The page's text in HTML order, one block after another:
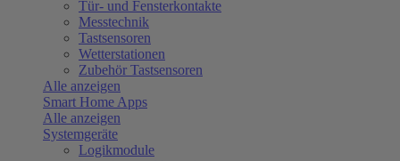
Tür- und Fensterkontakte
Messtechnik
Tastsensoren
Wetterstationen
Zubehör Tastsensoren
Alle anzeigen
Smart Home Apps
Alle anzeigen
Systemgeräte
Logikmodule